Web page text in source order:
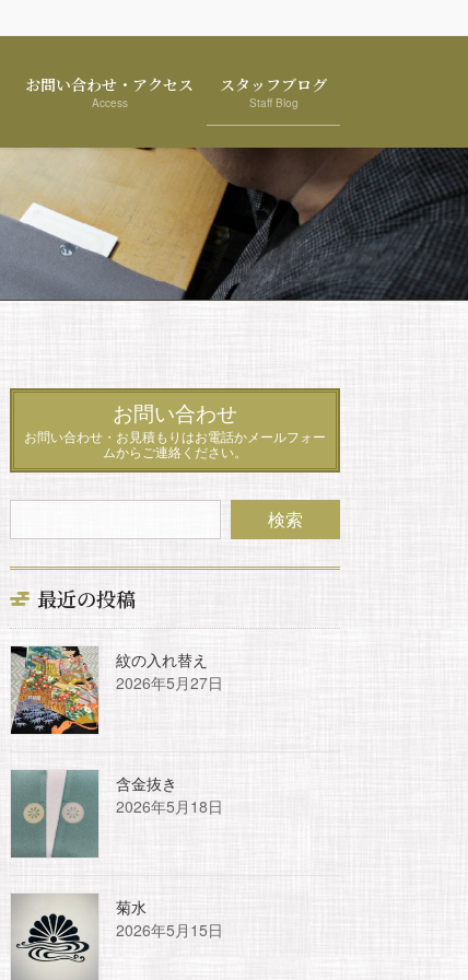
お問い合わせ・アクセス
Access
スタッフブログ
Staff Blog
お問い合わせ
お問い合わせ・お見積もりはお電話かメールフォー
ムからご連絡ください。
最近の投稿
紋の入れ替え
2026年5月27日
含金抜き
2026年5月18日
菊水
2026年5月15日